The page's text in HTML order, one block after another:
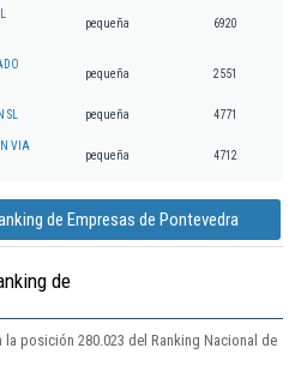
pequeña 6920
pequeña 2551
SL pequeña 4771
VIA
pequeña 4712
de Empresas de Pontevedra
de
posición 280.023 del Ranking Nacional de